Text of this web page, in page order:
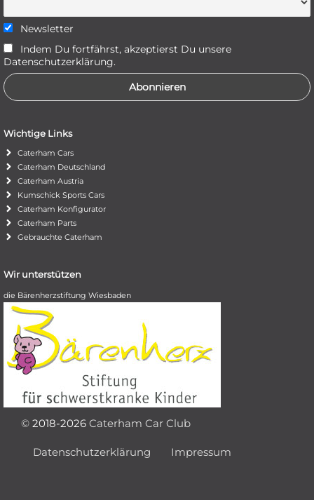
Newsletter
Indem Du fortfährst, akzeptierst Du unsere
Datenschutzerklärung.
Wichtige Links
Caterham Cars
Caterham Deutschland
Caterham Austria
Kumschick Sports Cars
Caterham Konfigurator
Caterham Parts
Gebrauchte Caterham
Wir unterstützen
die Bärenherzstiftung Wiesbaden
© 2018-2026 Caterham Car Club
Datenschutzerklärung Impressum